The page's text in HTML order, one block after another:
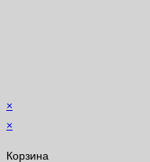
×
×
Корзина